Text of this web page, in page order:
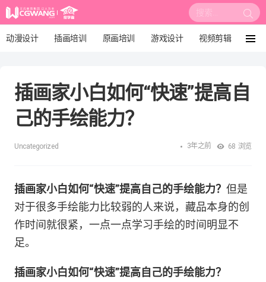
搜
索:
动漫设计 插画培训 原画培训 游戏设计 视频剪辑
漫画设计 绘画教程 板绘培训
插画家小白如何“快速”提高自
己的手绘能力？
Uncategorized 3年之前 68 浏览
插画家小白如何“快速”提高自己的手绘能力？ 但是
对于很多手绘能力比较弱的人来说，藏品本身的创
作时间就很紧，一点一点学习手绘的时间明显不
足。
插画家小白如何“快速”提高自己的手绘能力？